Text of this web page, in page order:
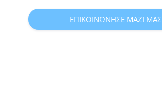
ΕΠΙΚΟΙΝΩΝΗΣΕ ΜΑΖΙ ΜΑΣ